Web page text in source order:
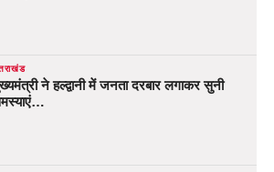
ने हल्द्वानी में जनता दरबार लगाकर सुनी